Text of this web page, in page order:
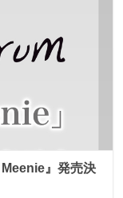
』発売決